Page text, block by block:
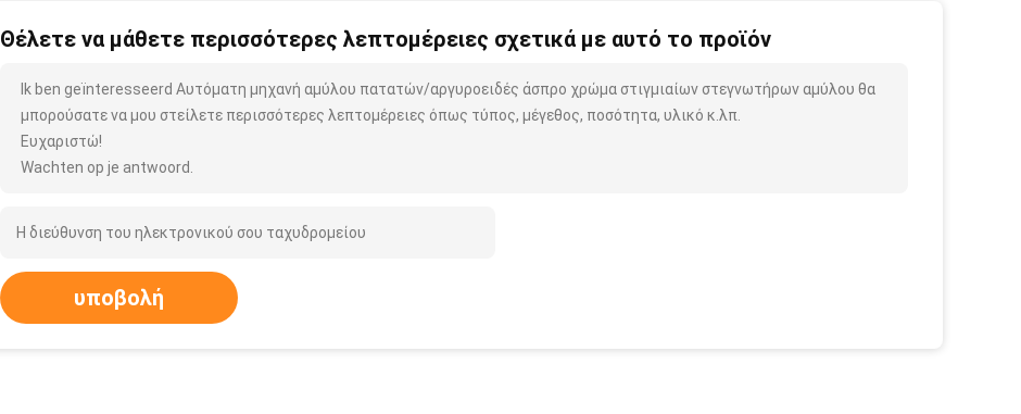
Θέλετε να μάθετε περισσότερες λεπτομέρειες σχετικά με αυτό το προϊόν
Ik ben geïnteresseerd Αυτόματη μηχανή αμύλου πατατών/αργυροειδές άσπρο χρώμα στιγμιαίων στεγνωτήρων αμύλου θα
μπορούσατε να μου στείλετε περισσότερες λεπτομέρειες όπως τύπος, μέγεθος, ποσότητα, υλικό κ.λπ.
Ευχαριστώ!
Wachten op je antwoord.
υποβολή